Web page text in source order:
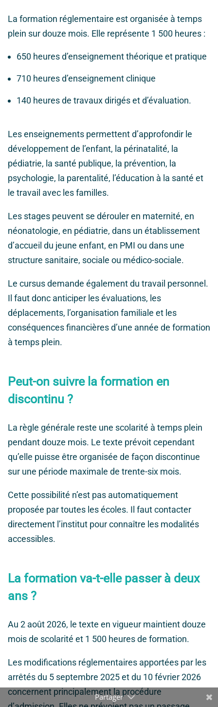
La formation réglementaire est organisée à temps
plein sur douze mois. Elle représente 1 500 heures :
650 heures d’enseignement théorique et pratique
710 heures d’enseignement clinique
140 heures de travaux dirigés et d’évaluation.
Les enseignements permettent d’approfondir le
développement de l’enfant, la périnatalité, la
pédiatrie, la santé publique, la prévention, la
psychologie, la parentalité, l’éducation à la santé et
le travail avec les familles.
Les stages peuvent se dérouler en maternité, en
néonatologie, en pédiatrie, dans un établissement
d’accueil du jeune enfant, en PMI ou dans une
structure sanitaire, sociale ou médico-sociale.
Le cursus demande également du travail personnel.
Il faut donc anticiper les évaluations, les
déplacements, l’organisation familiale et les
conséquences financières d’une année de formation
à temps plein.
Peut-on suivre la formation en
discontinu ?
La règle générale reste une scolarité à temps plein
pendant douze mois. Le texte prévoit cependant
qu’elle puisse être organisée de façon discontinue
sur une période maximale de trente-six mois.
Cette possibilité n’est pas automatiquement
proposée par toutes les écoles. Il faut contacter
directement l’institut pour connaître les modalités
accessibles.
La formation va-t-elle passer à deux
ans ?
Au 2 août 2026, le texte en vigueur maintient douze
mois de scolarité et 1 500 heures de formation.
Les modifications réglementaires apportées par les
arrêtés du 5 septembre 2025 et du 10 février 2026
concernent principalement la procédure